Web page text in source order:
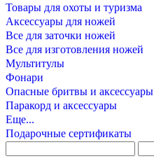
Товары для охоты и туризма
Аксессуары для ножей
Все для заточки ножей
Все для изготовления ножей
Мультитулы
Фонари
Опасные бритвы и аксессуары
Паракорд и аксессуары
Еще...
Подарочные сертификаты